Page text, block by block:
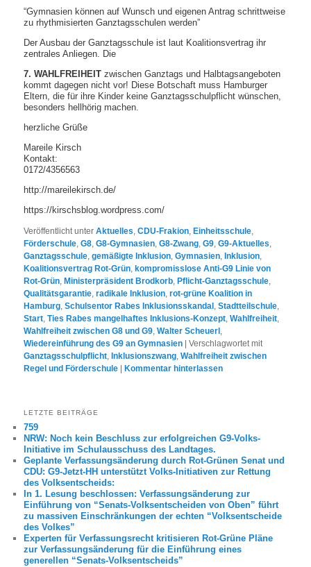
“Gymnasien können auf Wunsch und eigenen Antrag schrittweise
zu rhythmisierten Ganztagsschulen werden”
Der Ausbau der Ganztagsschule ist laut Koalitionsvertrag ihr
zentrales Anliegen. Die
7. WAHLFREIHEIT zwischen Ganztags und Halbtagsangeboten
kommt dagegen nicht vor! Diese Botschaft muss Hamburger
Eltern, die für ihre Kinder keine Ganztagsschulpflicht wünschen,
besonders hellhörig machen.
herzliche Grüße
Mareile Kirsch
Kontakt:
0172/4356563
http://mareilekirsch.de/
https://kirschsblog.wordpress.com/
Veröffentlicht unter Aktuelles ,CDU-Frakion ,Einheitsschule
Förderschule ,G8 ,G8-Gymnasien ,G8-Zwang ,G9 ,G9-Aktuelles
Ganztagsschule ,gemäßigte Inklusion ,Gymnasien ,Inklusion
Koalitionsvertrag Rot-Grün ,kompromisslose Anti-G9 Linie von
Rot-Grün ,Ministerpräsident Brodkorb ,Pflicht-Ganztagsschule
Qualitätsgarantie ,radikale Inklusion ,rot-grüne Koalition in
Hamburg ,Schulsentor Rabes Inklusionsskandal ,Stadtteilschule
Start ,Ties Rabes mangelhaftes Inklusions-Konzept ,Wahlfreiheit
Wahlfreiheit zwischen G8 und G9 ,Walter Scheuerl
Wiedereinführung des G9 an Gymnasien |Verschlagwortet mit
Ganztagsschulpflicht ,Inklusionszwang ,Wahlfreiheit zwischen
Regel und Förderschule |Kommentar hinterlassen
LETZTE BEITRÄGE
759
NRW: Noch kein Beschluss zur erfolgreichen G9-Volks-
Initiative im Schulausschuss des Landtages.
Geplante Verfassungsänderung durch Rot-Grünen Senat und
CDU: G9-Jetzt-HH unterstützt Volks-Initiativen zur Rettung
des Volksentscheids:
In 1. Lesung beschlossen: Verfassungsänderung zur
Einführung von “Senats-Volksentscheiden von Oben” führt
zu massiven Einschränkungen der echten “Volksentscheide
des Volkes”
Experten für Verfassungsrecht kritisieren Rot-Grüne Pläne
zur Verfassungsänderung für die Einführung eines
generellen “Senats-Volksentscheids”